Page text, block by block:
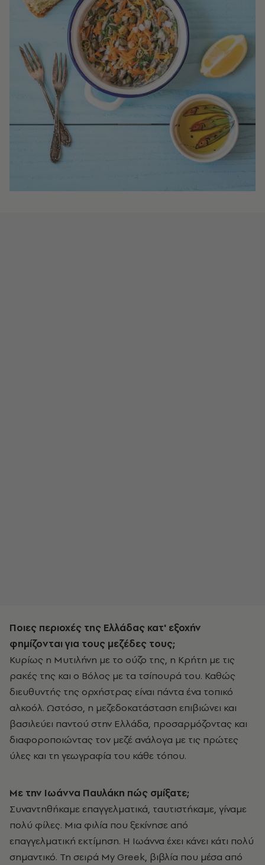
Ποιες περιοχές της Ελλάδας κατ' εξοχήν
φημίζονται για τους μεζέδες τους;
Κυρίως η Μυτιλήνη με το ούζο της, η Κρήτη με τις
ρακές της και ο Βόλος με τα τσίπουρά του. Καθώς
διευθυντής της ορχήστρας είναι πάντα ένα τοπικό
αλκοόλ. Ωστόσο, η μεζεδοκατάσταση επιβιώνει και
βασιλεύει παντού στην Ελλάδα, προσαρμόζοντας και
διαφοροποιώντας τον μεζέ ανάλογα με τις πρώτες
ύλες και τη γεωγραφία του κάθε τόπου.
Με την Ιωάννα Παυλάκη πώς σμίξατε;
Συναντηθήκαμε επαγγελματικά, ταυτιστήκαμε, γίναμε
πολύ φίλες. Μια φιλία που ξεκίνησε από
επαγγελματική εκτίμηση. Η Ιωάννα έχει κάνει κάτι πολύ
σημαντικό. Τη σειρά My Greek, βιβλία που μέσα από